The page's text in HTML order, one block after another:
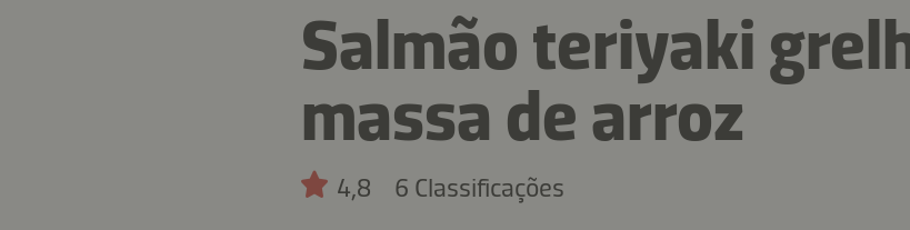
Salmão teriyaki
massa de arroz
4,8 6 Classificações